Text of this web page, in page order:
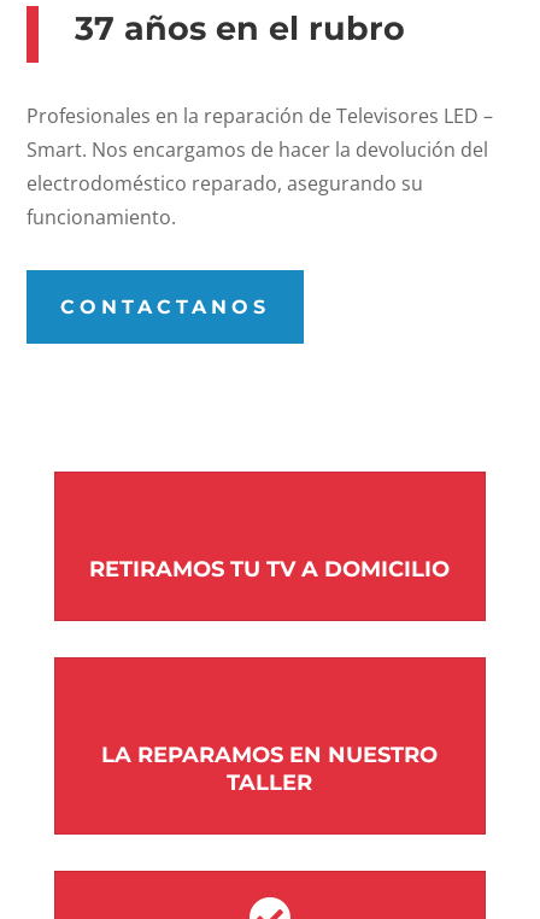
37 años en el rubro
Profesionales en la reparación de Televisores LED –
Smart. Nos encargamos de hacer la devolución del
electrodoméstico reparado, asegurando su
funcionamiento.
CONTACTANOS
RETIRAMOS TU TV A DOMICILIO
LA REPARAMOS EN NUESTRO
TALLER